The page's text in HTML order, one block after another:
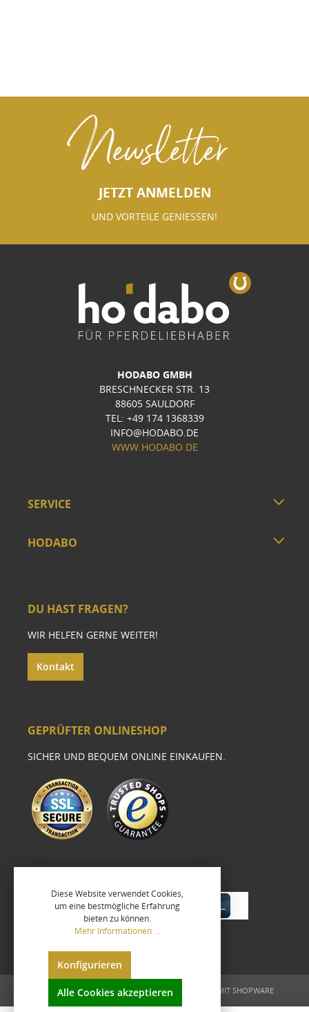
Newsletter
JETZT ANMELDEN
UND VORTEILE GENIESSEN!
HODABO GMBH
BRESCHNECKER STR. 13
88605 SAULDORF
TEL: +49 174 1368339
INFO@HODABO.DE
WWW.HODABO.DE
SERVICE
HODABO
DU HAST FRAGEN?
WIR HELFEN GERNE WEITER!
Kontakt
GEPRÜFTER ONLINESHOP
SICHER UND BEQUEM ONLINE EINKAUFEN.
UMGESETZT VONXEROGRAFIX GMBH REALISIERT MIT SHOPWARE
Diese Website verwendet Cookies,
um eine bestmögliche Erfahrung
bieten zu können.
Mehr Informationen ...
Konfigurieren
Alle Cookies akzeptieren